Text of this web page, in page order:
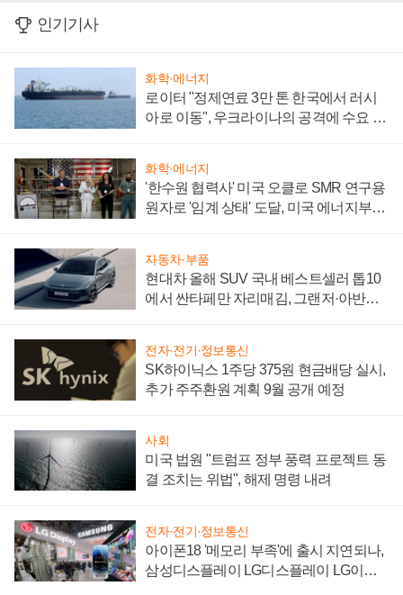
인기기사
화학·에너지
로이터 "정제연료 3만 톤 한국에서 러시
아로 이동", 우크라이나의 공격에 수요 늘
화학·에너지
'한수원 협력사' 미국 오클로 SMR 연구용
원자로 '임계 상태' 도달, 미국 에너지부
자동차·부품
현대차 올해 SUV 국내 베스트셀러 톱10
에서 싼타페만 자리매김, 그랜저·아반떼
전자·전기·정보통신
SK하이닉스 1주당 375원 현금배당 실시,
추가 주주환원 계획 9월 공개 예정
사회
미국 법원 "트럼프 정부 풍력 프로젝트 동
결 조치는 위법", 해제 명령 내려
전자·전기·정보통신
아이폰18 '메모리 부족'에 출시 지연되나,
삼성디스플레이 LG디스플레이 LG이노